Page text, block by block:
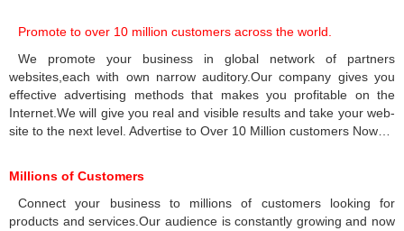
Promote to over 10 million customers across the world.
We promote your business in global network of partners
websites,each with own narrow auditory.Our company gives you
effective advertising methods that makes you profitable on the
Internet.We will give you real and visible results and take your web-
site to the next level. Advertise to Over 10 Million customers Now…
Millions of Customers
Connect your business to millions of customers looking for
products and services.Our audience is constantly growing and now